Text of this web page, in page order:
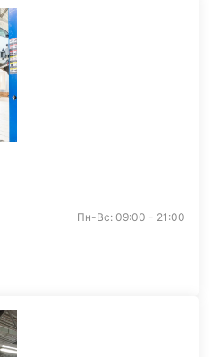
Пн-Вс: 09:00 - 21:00